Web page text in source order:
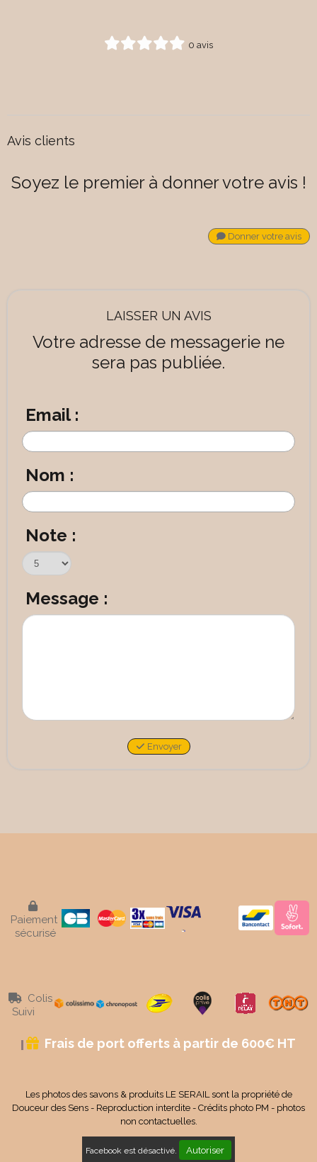
0 avis
Avis clients
Soyez le premier à donner votre avis !
Donner votre avis
LAISSER UN AVIS
Votre adresse de messagerie ne
sera pas publiée.
Email :
Nom :
Note :
Message :
Envoyer

Paiement
sécurisé

Colis
Suivi
 Frais de port offerts à partir de 600€ HT
Les photos des savons & produits LE SERAIL sont la propriété de
Douceur des Sens - Reproduction interdite - Crédits photo PM - photos
non contactuelles.
Facebook est désactivé. Autoriser